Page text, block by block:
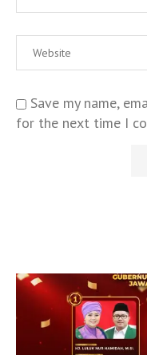
Save my name,
for the next time I